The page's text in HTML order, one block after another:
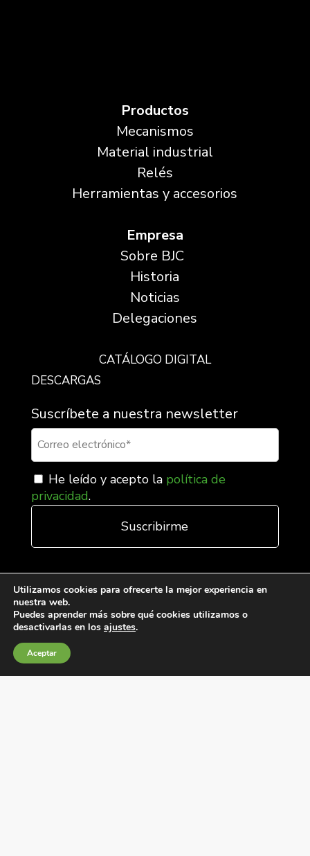
Productos
Mecanismos
Material industrial
Relés
Herramientas y accesorios
Empresa
Sobre BJC
Historia
Noticias
Delegaciones
CATÁLOGO DIGITAL
DESCARGAS
Suscríbete a nuestra newsletter
He leído y acepto la política de
privacidad.
Política de Cookies
Utilizamos cookies para ofrecerte la mejor experiencia en
nuestra web.
Puedes aprender más sobre qué cookies utilizamos o
desactivarlas en los ajustes.
Aceptar